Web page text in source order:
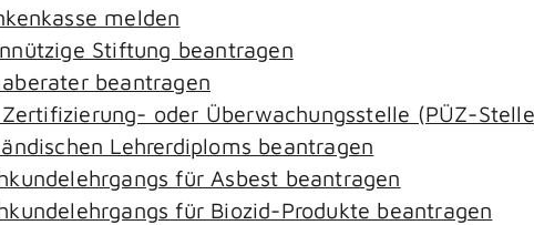
melden
Stiftung beantragen
beantragen
oder Überwachungsstelle (PÜZ-
Lehrerdiploms beantragen
für Asbest beantragen
für Biozid-Produkte beantragen